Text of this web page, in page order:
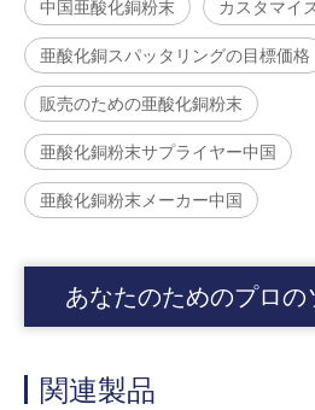
中国亜酸化銅粉末 カスタマイ
亜酸化銅スパッタリングの目標価格
販売のための亜酸化銅粉末
亜酸化銅粉末サプライヤー中国
亜酸化銅粉末メーカー中国
あなたのためのプロ
関連製品